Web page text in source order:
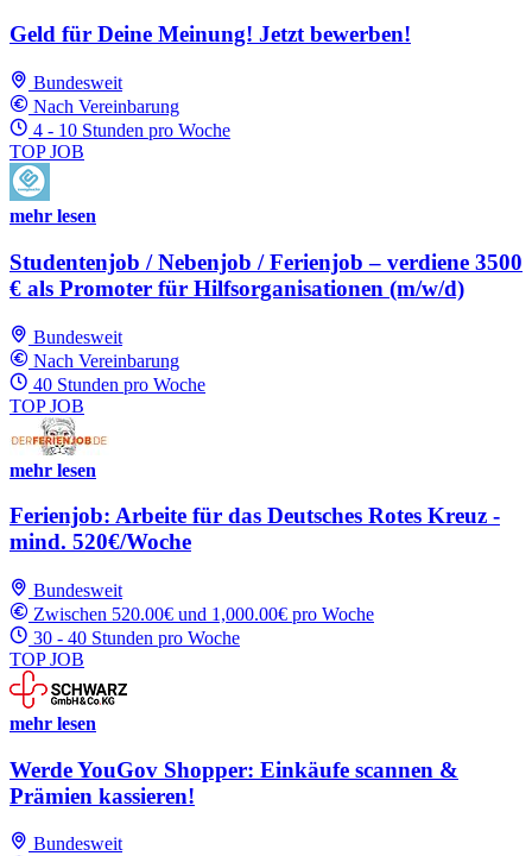
Geld für Deine Meinung! Jetzt bewerben!
Bundesweit
Nach Vereinbarung
4 - 10 Stunden pro Woche
TOP JOB
mehr lesen
Studentenjob / Nebenjob / Ferienjob – verdiene 3500
€ als Promoter für Hilfsorganisationen (m/w/d)
Bundesweit
Nach Vereinbarung
40 Stunden pro Woche
TOP JOB
mehr lesen
Ferienjob: Arbeite für das Deutsches Rotes Kreuz -
mind. 520€/Woche
Bundesweit
Zwischen 520.00€ und 1,000.00€ pro Woche
30 - 40 Stunden pro Woche
TOP JOB
mehr lesen
Werde YouGov Shopper: Einkäufe scannen &
Prämien kassieren!
Bundesweit